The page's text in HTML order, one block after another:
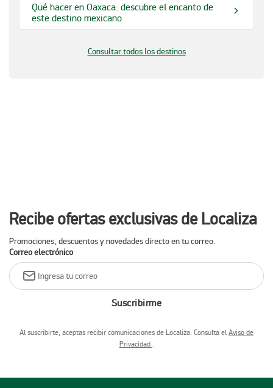
Qué hacer en Oaxaca: descubre el encanto de
este destino mexicano
Consultar todos los destinos
Recibe ofertas exclusivas de Localiza
Promociones, descuentos y novedades directo en tu correo.
Correo electrónico
Suscribirme
Al suscribirte, aceptas recibir comunicaciones de Localiza. Consulta el Aviso de
Privacidad .